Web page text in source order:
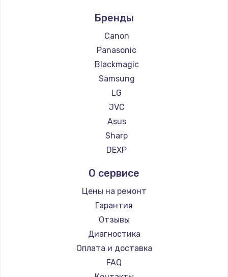
Бренды
Canon
Panasonic
Blackmagic
Samsung
LG
JVC
Asus
Sharp
DEXP
О сервисе
Цены на ремонт
Гарантия
Отзывы
Диагностика
Оплата и доставка
FAQ